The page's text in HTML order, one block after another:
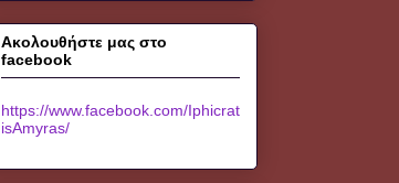
Ακολουθήστε μας στο
facebook
https://www.facebook.com/Iphicrat
isAmyras/